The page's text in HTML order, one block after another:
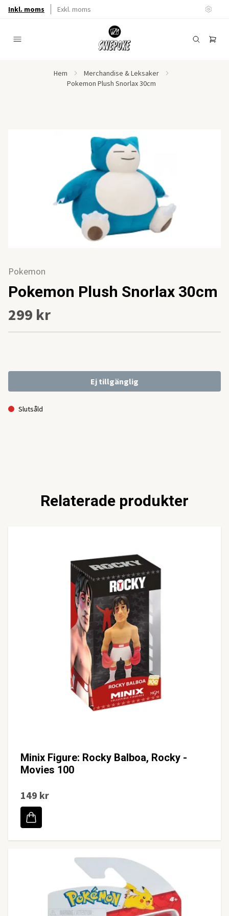
Inkl. moms Exkl. moms
Hem
Merchandise & Leksaker
Pokemon Plush Snorlax 30cm
Pokemon
Pokemon Plush Snorlax 30cm
299 kr
Ej tillgänglig
Slutsåld
Relaterade produkter
Minix Figure: Rocky Balboa, Rocky -
Movies 100
149 kr